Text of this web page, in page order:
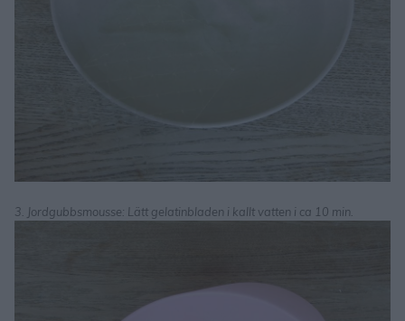
3. Jordgubbsmousse: Lätt gelatinbladen i kallt vatten i ca 10 min.